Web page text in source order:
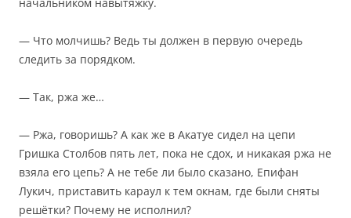
— Что молчишь? Ведь ты должен в первую очередь
следить за порядком.
— Так, ржа же…
— Ржа, говоришь? А как же в Акатуе сидел на цепи
Гришка Столбов пять лет, пока не сдох, и никакая ржа не
взяла его цепь? А не тебе ли было сказано, Епифан
Лукич, приставить караул к тем окнам, где были сняты
решётки? Почему не исполнил?